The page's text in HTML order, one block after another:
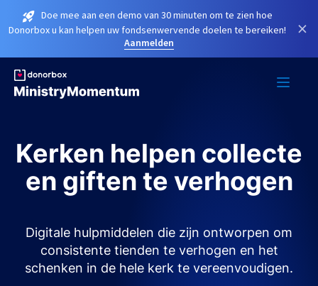
Doe mee aan een demo van 30 minuten om te zien hoe
Donorbox u kan helpen uw fondsenwervende doelen te bereiken!
Aanmelden
×
Kerken helpen collecte
en giften te verhogen
Digitale hulpmiddelen die zijn ontworpen om
consistente tienden te verhogen en het
schenken in de hele kerk te vereenvoudigen.